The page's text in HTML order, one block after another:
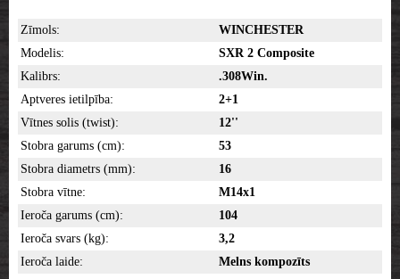
Zīmols:
WINCHESTER
Modelis:
SXR 2 Composite
Kalibrs:
.308Win.
Aptveres ietilpība:
2+1
Vītnes solis (twist):
12''
Stobra garums (cm):
53
Stobra diametrs (mm):
16
Stobra vītne:
M14x1
Ieroča garums (cm):
104
Ieroča svars (kg):
3,2
Ieroča laide:
Melns kompozīts